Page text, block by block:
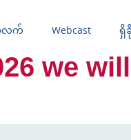
လက် Webcast ရှိ
we